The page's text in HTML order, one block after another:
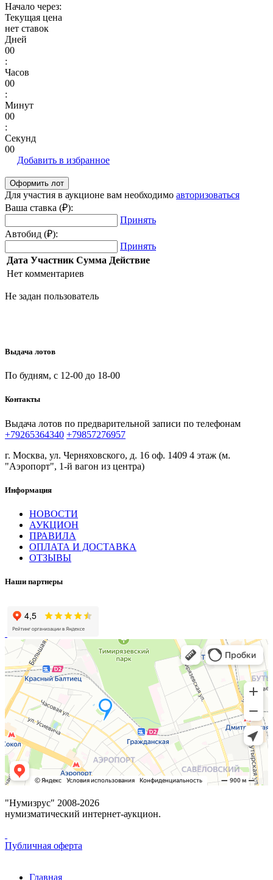
Начало через:
Текущая цена
нет ставок
Дней
00
:
Часов
00
:
Минут
00
:
Секунд
00
Добавить в избранное
Для участия в аукционе вам необходимо авторизоваться
Ваша ставка (₽):
Принять
Автобид (₽):
Принять
Дата Участник Сумма Действие
Нет комментариев
Не задан пользователь
Выдача лотов
По будням, с 12-00 до 18-00
Контакты
Выдача лотов по предварительной записи по телефонам
+79265364340 +79857276957
г. Москва, ул. Черняховского, д. 16 оф. 1409 4 этаж (м.
"Аэропорт", 1-й вагон из центра)
Информация
НОВОСТИ
АУКЦИОН
ПРАВИЛА
ОПЛАТА И ДОСТАВКА
ОТЗЫВЫ
Наши партнеры
"Нумизрус" 2008-2026
нумизматический интернет-аукцион.
Публичная оферта
Главная